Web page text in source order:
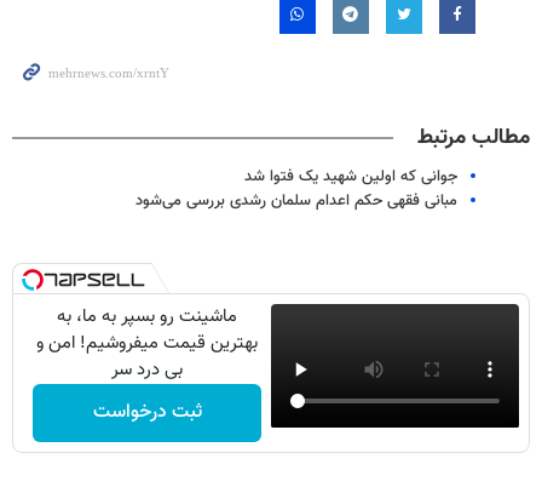
مطالب مرتبط
جوانی که اولین شهید یک فتوا شد
مبانی فقهی حکم اعدام سلمان رشدی بررسی می‌شود
ماشینت رو بسپر به ما، به
بهترین قیمت میفروشیم! امن و
بی درد سر
ثبت درخواست